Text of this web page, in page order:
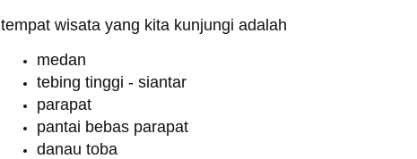
tempat wisata yang kita kunjungi adalah
medan
tebing tinggi - siantar
parapat
pantai bebas parapat
danau toba